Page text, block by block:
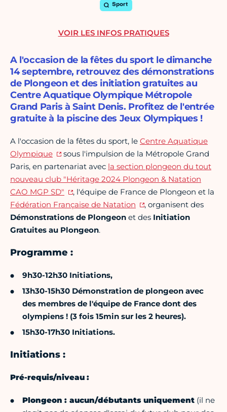
Sport
A l'occasion de la fêtes du sport le dimanche
14 septembre, retrouvez des démonstrations
de Plongeon et des initiation gratuites au
Centre Aquatique Olympique Métropole
Grand Paris à Saint Denis. Profitez de l'entrée
gratuite à la piscine des Jeux Olympiques !
A l'occasion de la fêtes du sport, le Centre Aquatique
Olympique
sous l'impulsion de la Métropole Grand
Paris, en partenariat avec la section plongeon du tout
nouveau club "Héritage 2024 Plongeon & Natation
CAO MGP SD"
, l'équipe de France de Plongeon et la
Fédération Française de Natation
, organisent des
Démonstrations de Plongeon et des Initiation
Gratuites au Plongeon.
Programme :
9h30-12h30 Initiations,
13h30-15h30 Démonstration de plongeon avec
des membres de l'équipe de France dont des
olympiens ! (3 fois 15min sur les 2 heures).
15h30-17h30 Initiations.
Initiations :
Pré-requis/niveau :
Plongeon : aucun/débutants uniquement (il ne
VOIR LES INFOS PRATIQUES